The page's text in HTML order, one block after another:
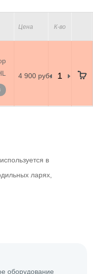
Цена К-во
4 900 руб.
в
ларях,
оборудование